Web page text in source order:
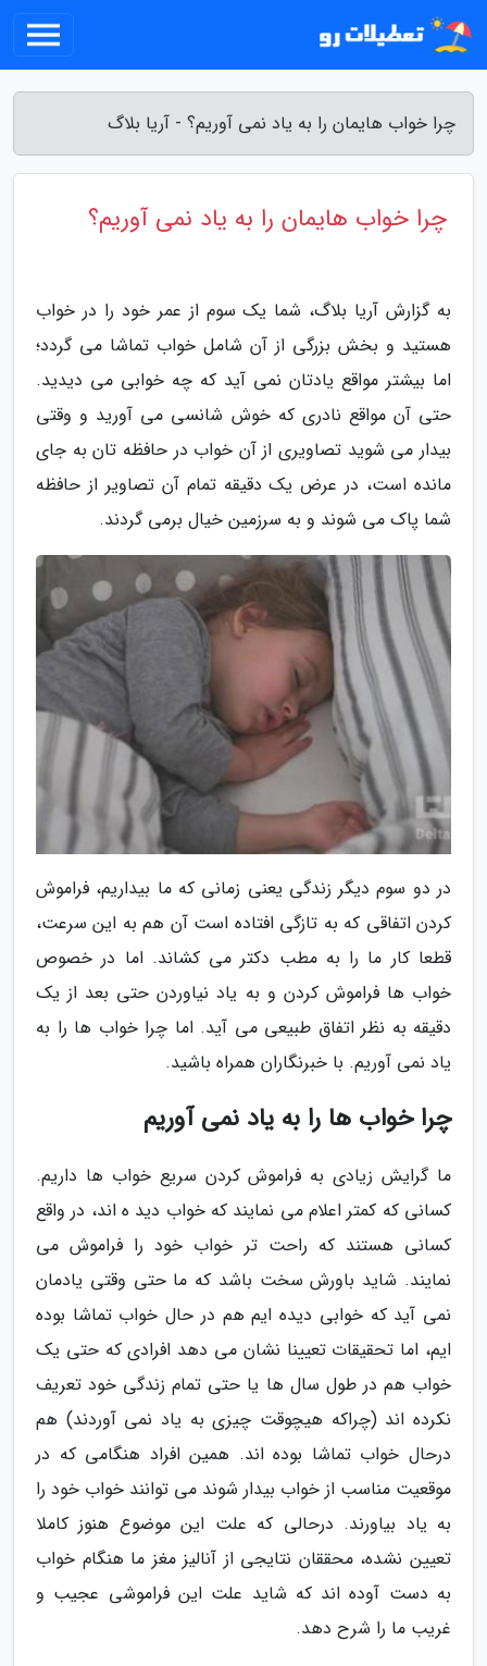
چرا خواب هایمان را به یاد نمی آوریم؟ - آریا بلاگ
چرا خواب هایمان را به یاد نمی آوریم؟
به گزارش آریا بلاگ، شما یک سوم از عمر خود را در خواب
هستید و بخش بزرگی از آن شامل خواب تماشا می گردد؛
اما بیشتر مواقع یادتان نمی آید که چه خوابی می دیدید.
حتی آن مواقع نادری که خوش شانسی می آورید و وقتی
بیدار می شوید تصاویری از آن خواب در حافظه تان به جای
مانده است، در عرض یک دقیقه تمام آن تصاویر از حافظه
شما پاک می شوند و به سرزمین خیال برمی گردند.
در دو سوم دیگر زندگی یعنی زمانی که ما بیداریم، فراموش
کردن اتفاقی که به تازگی افتاده است آن هم به این سرعت،
قطعا کار ما را به مطب دکتر می کشاند. اما در خصوص
خواب ها فراموش کردن و به یاد نیاوردن حتی بعد از یک
دقیقه به نظر اتفاق طبیعی می آید. اما چرا خواب ها را به
یاد نمی آوریم. با خبرنگاران همراه باشید.
چرا خواب ها را به یاد نمی آوریم
ما گرایش زیادی به فراموش کردن سریع خواب ها داریم.
کسانی که کمتر اعلام می نمایند که خواب دید ه اند، در واقع
کسانی هستند که راحت تر خواب خود را فراموش می
نمایند. شاید باورش سخت باشد که ما حتی وقتی یادمان
نمی آید که خوابی دیده ایم هم در حال خواب تماشا بوده
ایم، اما تحقیقات تعیینا نشان می دهد افرادی که حتی یک
خواب هم در طول سال ها یا حتی تمام زندگی خود تعریف
نکرده اند (چراکه هیچوقت چیزی به یاد نمی آوردند) هم
درحال خواب تماشا بوده اند. همین افراد هنگامی که در
موقعیت مناسب از خواب بیدار شوند می توانند خواب خود را
به یاد بیاورند. درحالی که علت این موضوع هنوز کاملا
تعیین نشده، محققان نتایجی از آنالیز مغز ما هنگام خواب
به دست آوده اند که شاید علت این فراموشی عجیب و
غریب ما را شرح دهد.